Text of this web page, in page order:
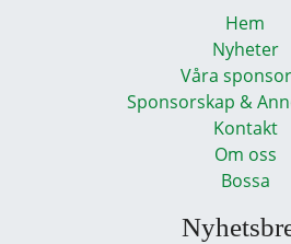
Hem
Nyheter
Våra
Sponsorskap &
Kontakt
Om oss
Bossa